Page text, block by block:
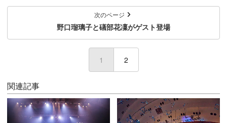
次のページ
野口瑠璃子と礒部花凜がゲスト登場
1 (current)
2
関連記事